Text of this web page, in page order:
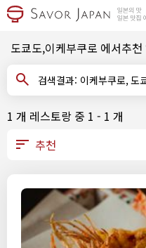
도쿄도,이케부쿠로 에서추
검색결과: 이케부
1 개 레스토랑 중 1 - 1 개